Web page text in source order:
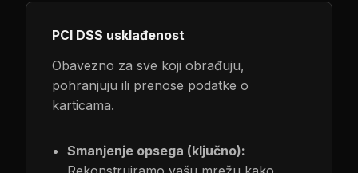
PCI DSS usklađenost
Obavezno za sve koji obrađuju,
pohranjuju ili prenose podatke o
karticama.
Smanjenje opsega (ključno):